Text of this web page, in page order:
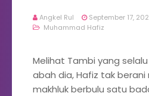
Angkel Rul
September 17,
Muhammad Hafiz
Melihat Tambi yang
abah dia, Hafiz tak
makhluk berbulu satu